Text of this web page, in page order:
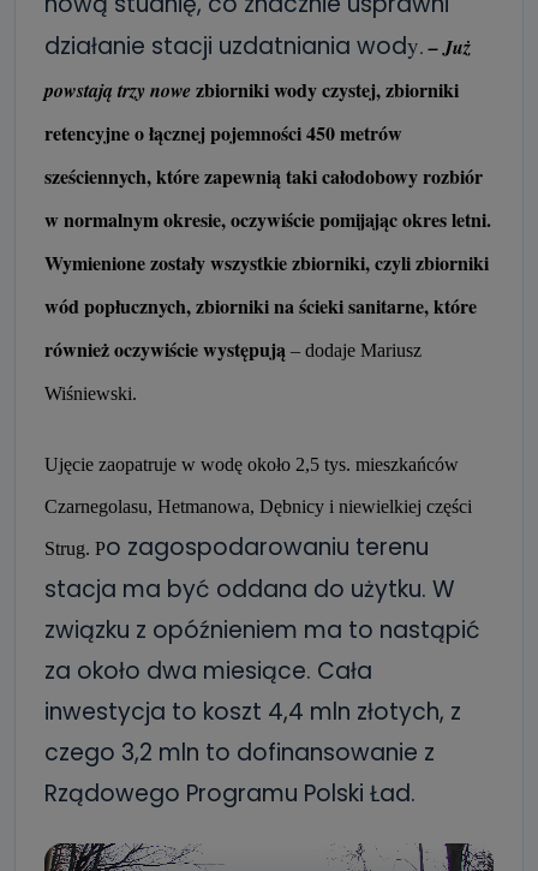
działanie stacji uzdatniania wody.– Już
powstają trzy nowezbiorniki wody czystej, zbiorniki
retencyjne o łącznej pojemności 450 metrów
sześciennych, które zapewnią taki całodobowy rozbiór
w normalnym okresie, oczywiście pomijając okres letni.
Wymienione zostały wszystkie zbiorniki, czyli zbiorniki
wód popłucznych, zbiorniki na ścieki sanitarne, które
również oczywiście występują – dodaje Mariusz
Wiśniewski.
Ujęcie zaopatruje w wodę około 2,5 tys. mieszkańców
Czarnegolasu, Hetmanowa, Dębnicy i niewielkiej części
Strug. Po zagospodarowaniu terenu
stacja ma być oddana do użytku. W
związku z opóźnieniem ma to nastąpić
za około dwa miesiące. Cała
inwestycja to koszt 4,4 mln złotych, z
czego 3,2 mln to dofinansowanie z
Rządowego Programu Polski Ład.